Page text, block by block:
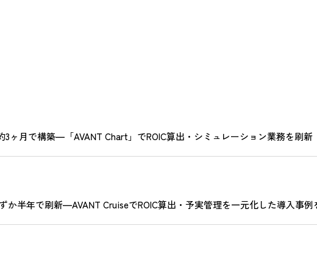
ヶ月で構築―「AVANT Chart」でROIC算出・シミュレーション業務を刷新
か半年で刷新―AVANT CruiseでROIC算出・予実管理を一元化した導入事例